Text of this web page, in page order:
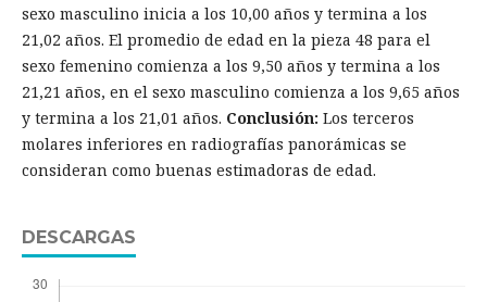
sexo masculino inicia a los 10,00 años y termina a los
21,02 años. El promedio de edad en la pieza 48 para el
sexo femenino comienza a los 9,50 años y termina a los
21,21 años, en el sexo masculino comienza a los 9,65 años
y termina a los 21,01 años. Conclusión: Los terceros
molares inferiores en radiografías panorámicas se
consideran como buenas estimadoras de edad.
DESCARGAS